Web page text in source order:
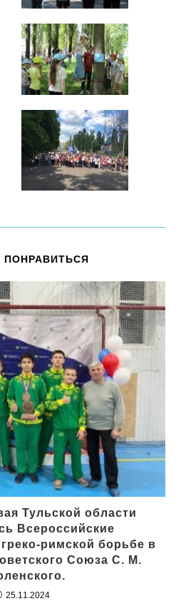
Тульской области
Всероссийские
римской борьбе в
Союза С. М.
25.11.2024